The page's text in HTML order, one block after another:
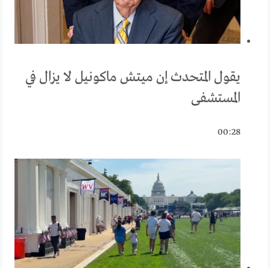
يقول المتحدث إن ميتش ماكونيل لا يزال في
المستشفى
00:28